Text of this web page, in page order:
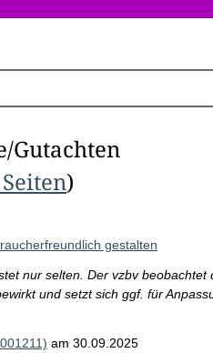
Gutachten
)
gestalten
nur selten. Der vzbv beobachtet
und setzt sich ggf. für
am 30.09.2025